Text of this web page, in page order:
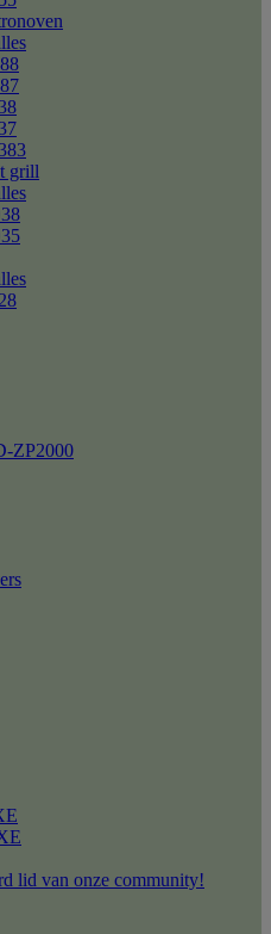
grill
ZP2000
lid van onze community!